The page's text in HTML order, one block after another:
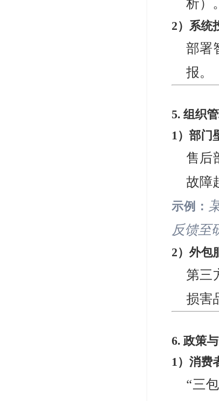
析）
2）系统
部署
报。
5. 组织
1）部门
售后
故障
示例：
反馈至
2）外包
第三
损害
6. 政策
1）消费
“三